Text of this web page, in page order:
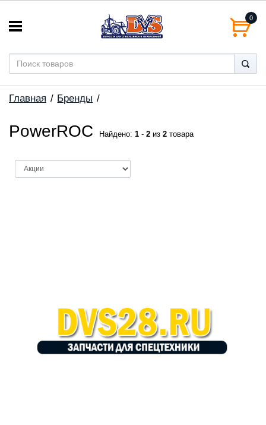
0
Главная Бренды
PowerROC Найдено: 1 - 2 из 2 товара